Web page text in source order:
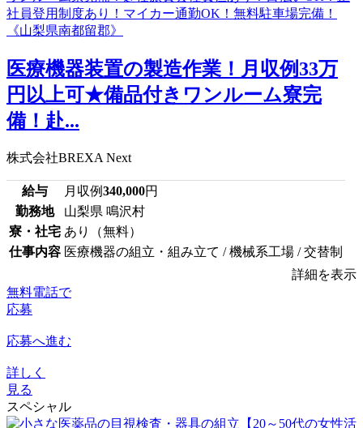
医療機器装置の製造作業！月収例33万
円以上可★備品付きワンルーム寮完
備！赴...
株式会社BREXA Next
給与 月収例340,000円
勤務地
山梨県 鳴沢村
寮・社宅 あり（無料）
仕事内容 医療機器の組立・組み立て / 機械系工場 / 交替制
詳細を表示
無料電話で
応募
応募へ進む
詳しく
見る
スペシャル